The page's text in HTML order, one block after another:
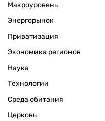
Макроуровень
Энергорынок
Приватизация
Экономика регионов
Наука
Технологии
Среда обитания
Церковь